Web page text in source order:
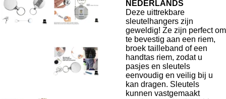
NEDERLANDS
Deze uittrekbare
sleutelhangers zijn
geweldig! Ze zijn perfect om
te bevestig aan een riem,
broek tailleband of een
handtas riem, zodat u
pasjes en sleutels
eenvoudig en veilig bij u
kan dragen. Sleutels
kunnen vastgemaakt